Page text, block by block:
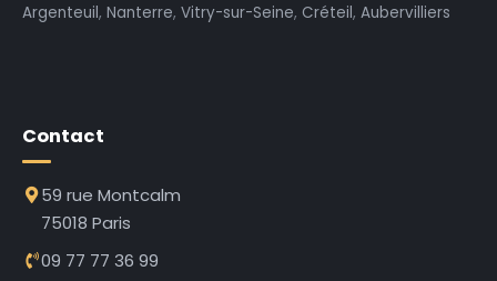
Argenteuil, Nanterre, Vitry-sur-Seine, Créteil, Aubervilliers
Contact
59 rue Montcalm
75018 Paris
09 77 77 36 99